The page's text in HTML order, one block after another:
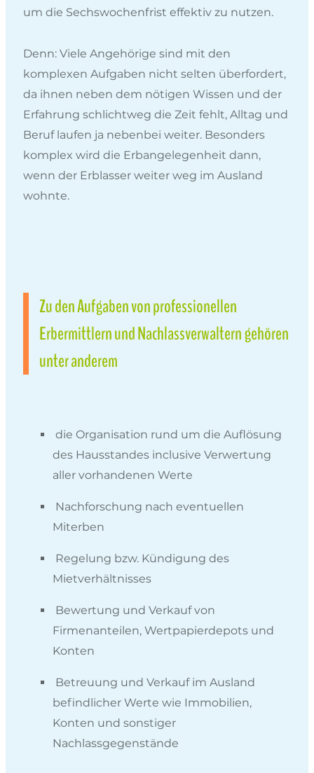
um die Sechswochenfrist effektiv zu nutzen.
Denn: Viele Angehörige sind mit den
komplexen Aufgaben nicht selten überfordert,
da ihnen neben dem nötigen Wissen und der
Erfahrung schlichtweg die Zeit fehlt, Alltag und
Beruf laufen ja nebenbei weiter. Besonders
komplex wird die Erbangelegenheit dann,
wenn der Erblasser weiter weg im Ausland
wohnte.
Zu den Aufgaben von professionellen
Erbermittlern und Nachlassverwaltern gehören
unter anderem
die Organisation rund um die Auflösung
des Hausstandes inclusive Verwertung
aller vorhandenen Werte
Nachforschung nach eventuellen
Miterben
Regelung bzw. Kündigung des
Mietverhältnisses
Bewertung und Verkauf von
Firmenanteilen, Wertpapierdepots und
Konten
Betreuung und Verkauf im Ausland
befindlicher Werte wie Immobilien,
Konten und sonstiger
Nachlassgegenstände